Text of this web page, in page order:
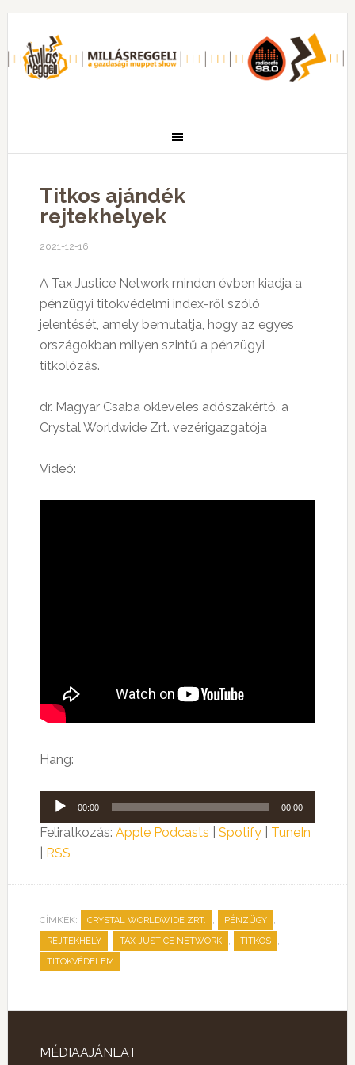
Titkos ajándék
rejtekhelyek
2021-12-16
A Tax Justice Network minden évben kiadja a
pénzügyi titokvédelmi index-ről szóló
jelentését, amely bemutatja, hogy az egyes
országokban milyen szintű a pénzügyi
titkolózás.
dr. Magyar Csaba okleveles adószakértő, a
Crystal Worldwide Zrt. vezérigazgatója
Videó:
Hang:
Audió
lejátszó
00:00 00:00
Feliratkozás: Apple Podcasts Spotify| TuneIn
RSS
CÍMKÉK: CRYSTAL WORLDWIDE ZRT. , PÉNZÜGY ,
REJTEKHELY , TAX JUSTICE NETWORK , TITKOS ,
TITOKVÉDELEM
MÉDIAAJÁNLAT